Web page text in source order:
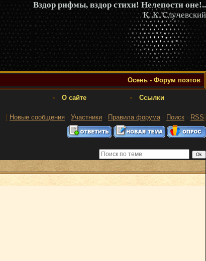
Вздор рифмы, вздор стихи! Нелепости оне!..
К. К. Случевский
Осень - Форум поэтов
О сайте Ссылки
[ Новые сообщения · Участники · Правила форума· Поиск · RSS]